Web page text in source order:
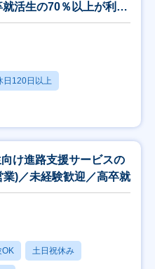
活生の70％以上が利用
日120日以上
け進路支援サービスの
)／未経験歓迎／高卒就
OK 土日祝休み